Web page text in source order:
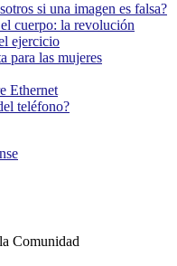
si una imagen es falsa?
cuerpo: la revolución
ejercicio
para las mujeres
Ethernet
teléfono?
Comunidad